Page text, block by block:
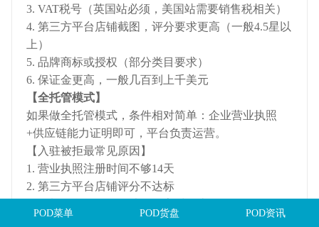
3. VAT税号（英国站必须，美国站需要销售税相关）
4. 第三方平台店铺截图，评分要求更高（一般4.5星以
上）
5. 品牌商标或授权（部分类目要求）
6. 保证金更高，一般几百到上千美元
【全托管模式】
如果做全托管模式，条件相对简单：企业营业执照
+供应链能力证明即可，平台负责运营。
【入驻被拒最常见原因】
1. 营业执照注册时间不够14天
2. 第三方平台店铺评分不达标
4. 资料模糊不清
POD菜单 POD货盘 POD资讯